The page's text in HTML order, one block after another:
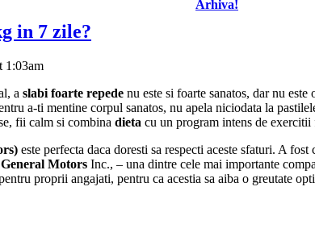
Arhiva!
in 7 zile?
1:03am
a slabi foarte repede nu este si foarte sanatos, dar nu este
a-ti mentine corpul sanatos, nu apela niciodata la
fii calm si combina dieta cu un program intens de exercitii
este perfecta daca doresti sa respecti aceste sfaturi. A fost
General Motors Inc., – una dintre cele mai importante
proprii angajati, pentru ca acestia sa aiba o greutate